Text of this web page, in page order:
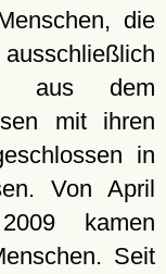
die
aus dem
mit ihren
in
Von April
kamen
Seit